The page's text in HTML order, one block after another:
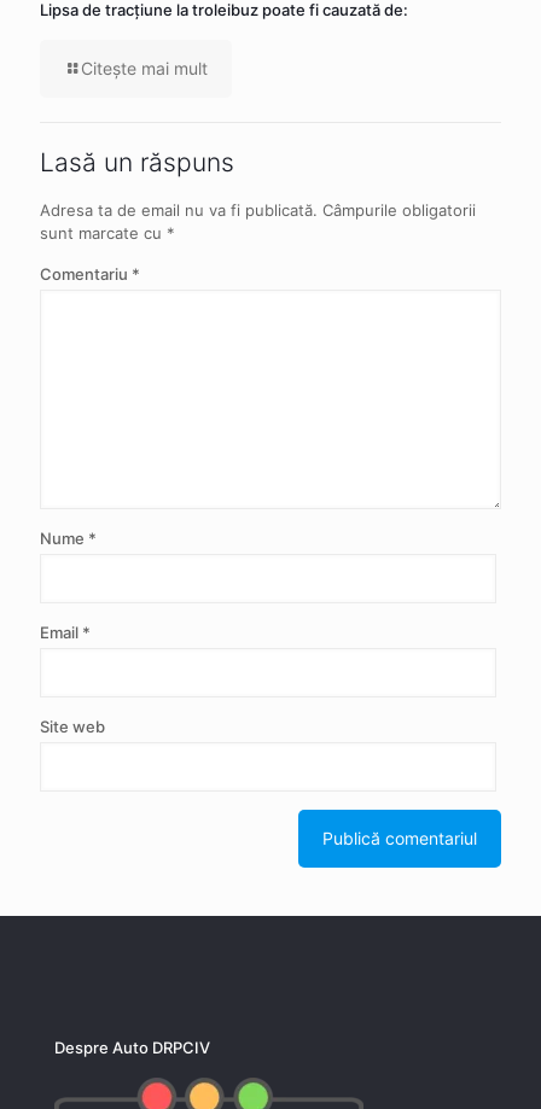
Lipsa de tracţiune la troleibuz poate fi cauzată de:
Citeşte mai mult
Lasă un răspuns
Adresa ta de email nu va fi publicată. Câmpurile obligatorii
sunt marcate cu *
Comentariu *
Nume *
Email *
Site web
Despre Auto DRPCIV